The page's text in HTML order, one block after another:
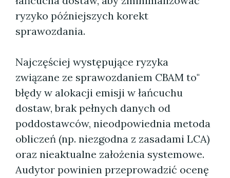
ryzyko późniejszych korekt
sprawozdania.
Najczęściej występujące ryzyka
związane ze sprawozdaniem CBAM to"
błędy w alokacji emisji w łańcuchu
dostaw, brak pełnych danych od
poddostawców, nieodpowiednia metoda
obliczeń (np. niezgodna z zasadami LCA)
oraz nieaktualne założenia systemowe.
Audytor powinien przeprowadzić ocenę